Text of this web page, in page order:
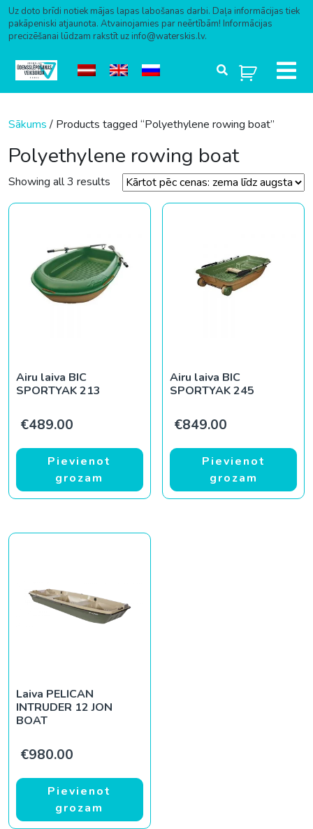
Uz doto brīdi notiek mājas lapas labošanas darbi. Daļa informācijas tiek
pakāpeniski atjaunota. Atvainojamies par neērtībām! Informācijas
precizēšanai lūdzam rakstīt uz info@waterskis.lv.
Sākums/ Products tagged “Polyethylene rowing boat”
Polyethylene rowing boat
Showing all 3 results Sorted by price: low to high
Airu laiva BIC
SPORTYAK 213
€489.00
Pievienot
grozam
Airu laiva BIC
SPORTYAK 245
€849.00
Pievienot
grozam
Laiva PELICAN
INTRUDER 12 JON
BOAT
€980.00
Pievienot
grozam